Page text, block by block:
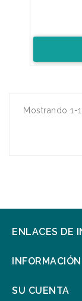
Mostrando 1-
ENLACES DE
INFORMACIÓN
SU CUENTA